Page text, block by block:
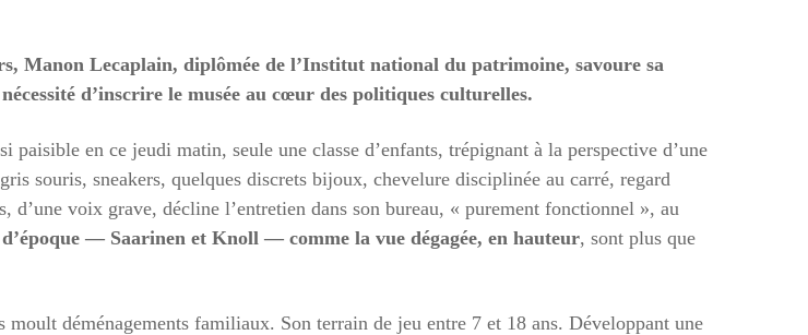
Manon Lecaplain, diplômée de l’Institut national du patrimoine, savoure sa
d’inscrire le musée au cœur des politiques culturelles.
en ce jeudi matin, seule une classe d’enfants, trépignant à la perspective d’une
souris, sneakers, quelques discrets bijoux, chevelure disciplinée au carré, regard
voix grave, décline l’entretien dans son bureau, « purement fonctionnel », au
— Saarinen et Knoll — comme la vue dégagée, en hauteur, sont plus que
déménagements familiaux. Son terrain de jeu entre 7 et 18 ans. Développant une